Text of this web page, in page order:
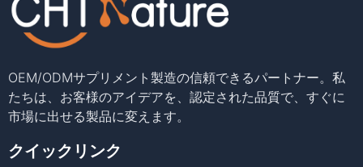
OEM/ODMサプリメント製造の信頼できるパートナー。私
たちは、お客様のアイデアを、認定された品質で、すぐに
市場に出せる製品に変えます。
クイックリンク